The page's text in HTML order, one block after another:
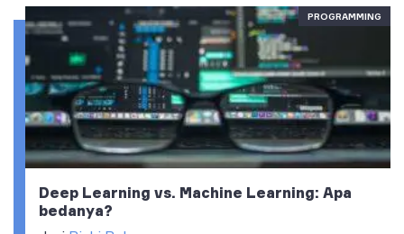
PROGRAMMING
Deep Learning vs. Machine Learning: Apa
bedanya?